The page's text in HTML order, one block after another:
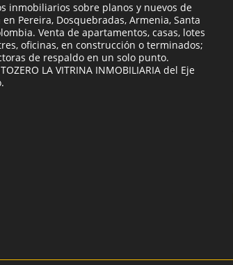
inmobiliarios sobre planos y nuevos de
Pereira, Dosquebradas, Armenia, Santa
Venta de apartamentos, casas, lotes
oficinas, en construcción o terminados;
de respaldo en un solo punto.
LA VITRINA INMOBILIARIA del Eje